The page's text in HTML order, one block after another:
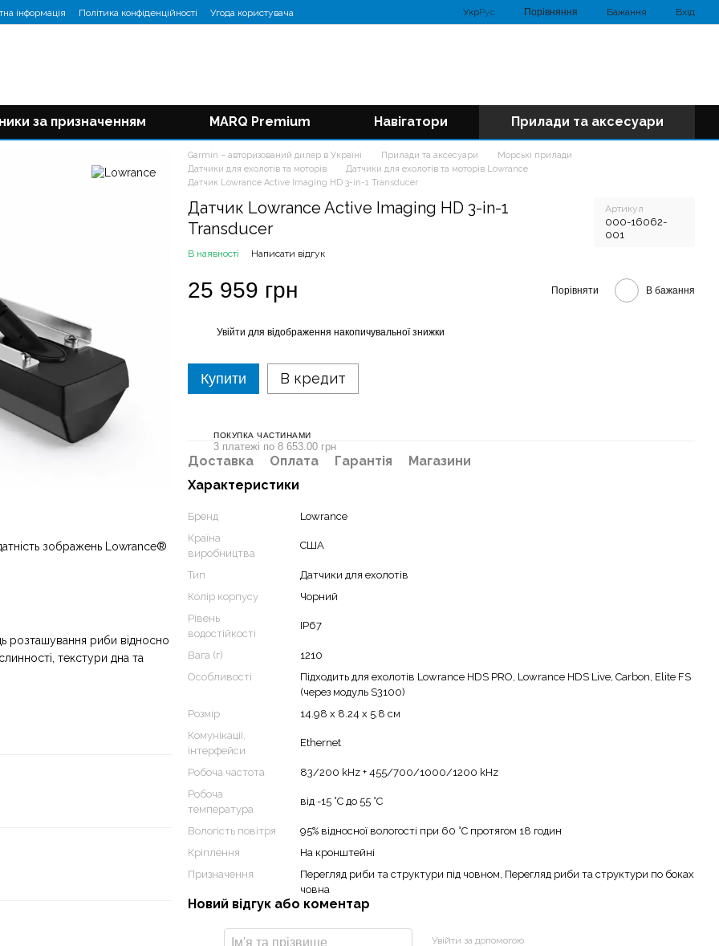
інформація Політика конфіденційності
Угода користувача
УкрРус Порівняння Бажання Вхід
за призначенням MARQ Premium Навігатори Прилади та аксесуари
зображень Lowrance®
розташування риби відносно
текстури дна та
Garmin – авторизований дилер в Україні Прилади та аксесуари
Морські прилади
Датчики для ехолотів та моторів
Датчики для ехолотів та моторів Lowrance
Датчик Lowrance Active Imaging HD 3-in-1 Transducer
Датчик Lowrance Active Imaging HD 3-in-1
Transducer
Артикул
000-16062-
001
В наявності Написати відгук
25 959 грн Порівняти В бажання
Увійти для відображення накопичувальної знижки
Купити В кредит
ПОКУПКА ЧАСТИНАМИ
3 платежі по 8 653.00 грн
Доставка Оплата Гарантія
Магазини
Характеристики
Бренд
Lowrance
Країна
виробництва
США
Тип
Датчики для ехолотів
Колір корпусу
Чорний
Рівень
водостійкості
IP67
Вага (г)
1210
Особливості
Підходить для ехолотів Lowrance HDS PRO, Lowrance HDS Live, Carbon, Elite FS
(через модуль S3100)
Розмір
14.98 x 8.24 x 5.8 см
Комунікації,
інтерфейси
Ethernet
Робоча частота
83/200 kHz + 455/700/1000/1200 kHz
Робоча
температура
від -15 °C до 55 °C
Вологість повітря
95% відносної вологості при 60 °C протягом 18 годин
Кріплення
На кронштейні
Призначення
Перегляд риби та структури під човном, Перегляд риби та структури по боках
човна
Новий відгук або коментар
Увійти за допомогою